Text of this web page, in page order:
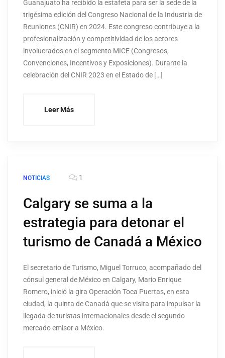
Guanajuato ha recibido la estafeta para ser la sede de la
trigésima edición del Congreso Nacional de la Industria de
Reuniones (CNIR) en 2024. Este congreso contribuye a la
profesionalización y competitividad de los actores
involucrados en el segmento MICE (Congresos,
Convenciones, Incentivos y Exposiciones). Durante la
celebración del CNIR 2023 en el Estado de […]
Leer Más
NOTICIAS 1
Calgary se suma a la
estrategia para detonar el
turismo de Canadá a México
El secretario de Turismo, Miguel Torruco, acompañado del
cónsul general de México en Calgary, Mario Enrique
Romero, inició la gira Operación Toca Puertas, en esta
ciudad, la quinta de Canadá que se visita para impulsar la
llegada de turistas internacionales desde el segundo
mercado emisor a México.